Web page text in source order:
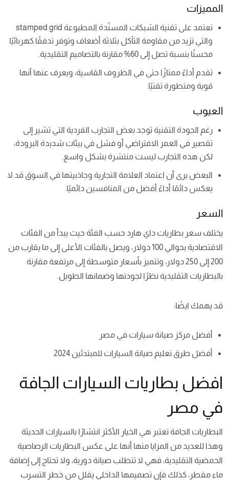
المميزات
تعتمد على تقنية الشبكات المسنّدة المطبوعة stamped grid
والتي تزيد من مقاومة التآكل بثلاثة أضعاف وتوفر تدفقًا كهربائيًا
محسنًا بنسبة تصل إلى 60% مقارنة بالتصاميم التقليدية.
تقدم أداءً ممتازًا حتى في الظروف القاسية، ويعرف عنها أنها
قوية ومتطورة تقنيًا.
العيوب
رغم الجودة التقنية توجد بعض التجارب الفردية التي تشير إلى
تقصير في العمر الافتراضي أو فشل في بيئات شديدة البرودة،
لكن هذه التجارب ليست منتشرة بشكل واسع.
البعض يرى أن اعتماد العلامة التجارية وجاذبيتها في السوق قد لا
يعكس دائمًا أداءً أفضل من المنافسين دائميًا.
السعر
يختلف سعر بطاريات داي هارد حسب الفئة حيث يبدأ من الفئات
الاقتصادية بحوالي 100 دولار، ويصل بالفئات الأعلى إلى ما يقارب من
200 إلى 250 دولار، وتتميز بأسعار متوسطة إلى مرتفعة مقارنة
بالبطاريات التقليدية نظرًا لجودتها وضمانها الطويل.
قد يهمك ايضًا:
أفضل مركز صيانة سيارات في مصر
أفضل طرق تعليم صيانة السيارات للمبتدئين 2024
افضل بطاريات السيارات الجافة
في مصر
البطاريات الجافة تعتبر هي الخيار الأكثر انتشارًا بالسيارات الحديثة
وهذا للعديد من المزايا منها أنها على عكس البطاريات الرصاصية
الحمضية التقليدية، فهي لا تتطلب صيانة دورية، ولا تحتاج إلى إضافة
ماء مقطر، كذلك فإن تصميمها الداخلي يقلل من خطر التسرب